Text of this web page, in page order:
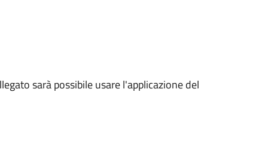
sarà possibile usare l'applicazione del